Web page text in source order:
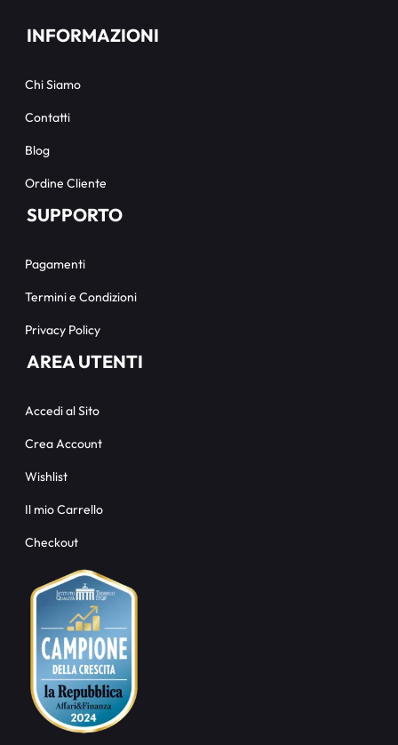
INFORMAZIONI
Chi Siamo
Contatti
Blog
Ordine Cliente
SUPPORTO
Pagamenti
Termini e Condizioni
Privacy Policy
AREA UTENTI
Accedi al Sito
Crea Account
Wishlist
Il mio Carrello
Checkout